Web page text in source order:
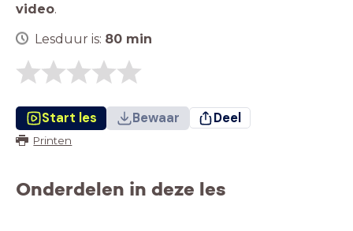
video.
Lesduur is: 80 min
Start les Bewaar Deel
Printen
Onderdelen in deze les